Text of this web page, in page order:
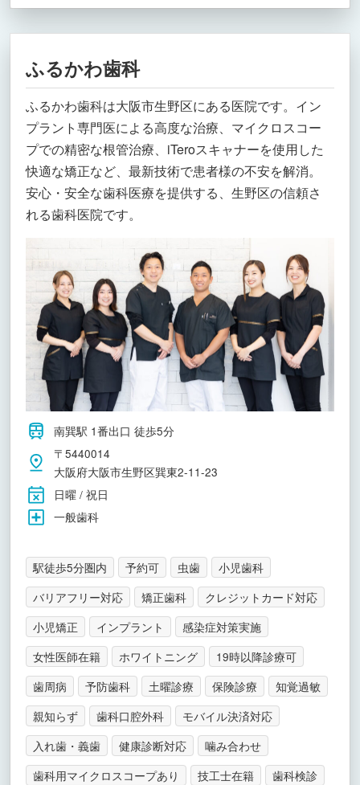
ふるかわ歯科
ふるかわ歯科は大阪市生野区にある医院です。イン
プラント専門医による高度な治療、マイクロスコー
プでの精密な根管治療、iTeroスキャナーを使用した
快適な矯正など、最新技術で患者様の不安を解消。
安心・安全な歯科医療を提供する、生野区の信頼さ
れる歯科医院です。
南巽駅 1番出口 徒歩5分
〒5440014
大阪府大阪市生野区巽東2-11-23
日曜 / 祝日
一般歯科
駅徒歩5分圏内 予約可 虫歯
小児歯科
バリアフリー対応
矯正歯科
クレジットカード対応
小児矯正
インプラント
感染症対策実施
女性医師在籍
ホワイトニング
19時以降診療可
歯周病
予防歯科 土曜診療 保険診療
知覚過敏
親知らず
歯科口腔外科
モバイル決済対応
入れ歯・義歯
健康診断対応
噛み合わせ
歯科用マイクロスコープあり
技工士在籍
歯科検診